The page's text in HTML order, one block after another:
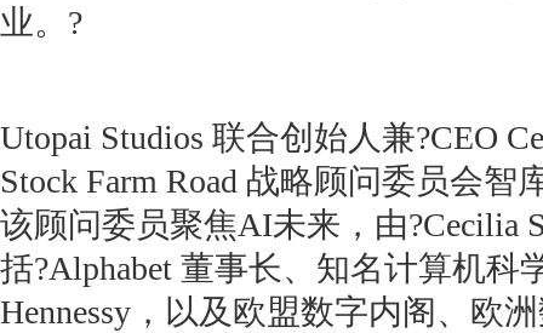
业。?
Utopai Studios 联合创始人兼?CEO
Stock Farm Road 战略顾问委员会智
该顾问委员聚焦AI未来，由?Cecilia
括?Alphabet 董事长、知名计算机科
Hennessy，以及欧盟数字内阁、欧